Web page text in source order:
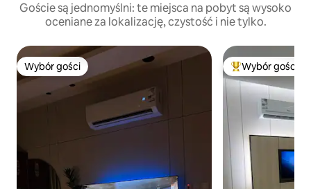
Goście są jednomyślni: te miejsca na pobyt są wysoko
oceniane za lokalizację, czystość i nie tylko.
Wybór gości
Wybór gości Wybór gości